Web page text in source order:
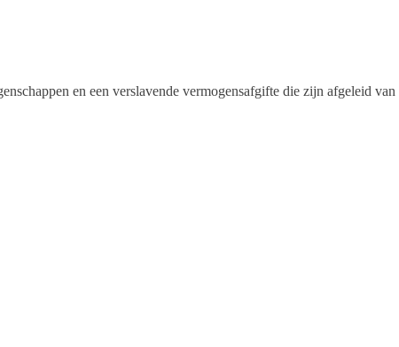
en een verslavende vermogensafgifte die zijn afgeleid van